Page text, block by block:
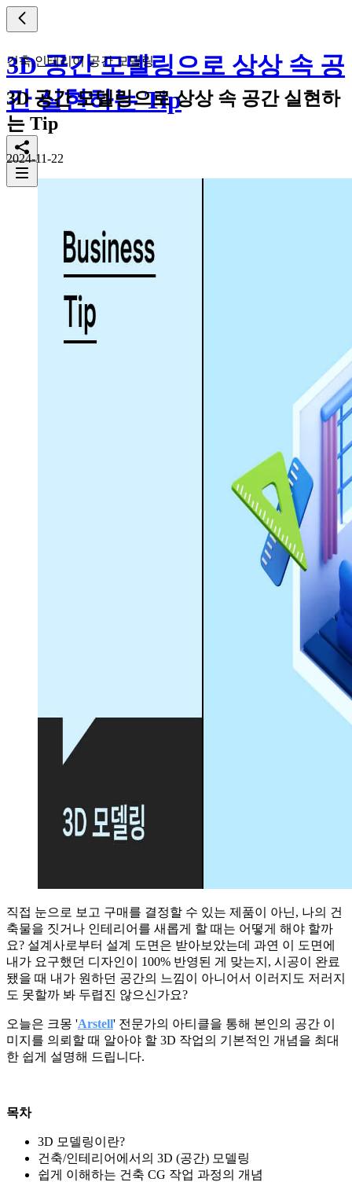
3D 공간 모델링으로 상상 속 공
간 실현하는 Tip
건축,인테리어 공간 모델링
3D 공간 모델링으로 상상 속 공간 실현하
는 Tip
2024-11-22
직접 눈으로 보고 구매를 결정할 수 있는 제품이 아닌, 나의 건
축물을 짓거나 인테리어를 새롭게 할 때는 어떻게 해야 할까
요? 설계사로부터 설계 도면은 받아보았는데 과연 이 도면에
내가 요구했던 디자인이 100% 반영된 게 맞는지, 시공이 완료
됐을 때 내가 원하던 공간의 느낌이 아니어서 이러지도 저러지
도 못할까 봐 두렵진 않으신가요?
오늘은 크몽 'Arstell' 전문가의 아티클을 통해 본인의 공간 이
미지를 의뢰할 때 알아야 할 3D 작업의 기본적인 개념을 최대
한 쉽게 설명해 드립니다.
목차
3D 모델링이란?
건축/인테리어에서의 3D (공간) 모델링
쉽게 이해하는 건축 CG 작업 과정의 개념